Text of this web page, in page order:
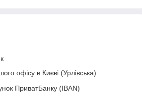
офісу в Києві (Урлівська)
ПриватБанку (IBAN)